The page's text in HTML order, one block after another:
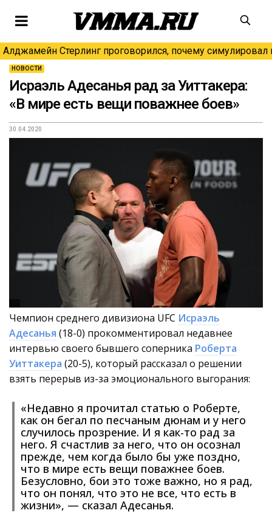
Алджамейн Стерлинг проговорился, почему симулировал
НОВОСТИ
Исраэль Адесанья рад за Уиттакера:
«В мире есть вещи поважнее боев»
30.04.2020
Чемпион среднего дивизиона UFC Исраэль
Адесанья (18-0) прокомментировал недавнее
интервью своего бывшего соперника Роберта
Уиттакера (20-5), который рассказал о решении
взять перерыв из-за эмоционального выгорания:
«Недавно я прочитал статью о Роберте,
как он бегал по песчаным дюнам и у него
случилось прозрение. И я как-то рад за
него. Я счастлив за него, что он осознал
прежде, чем когда было бы уже поздно,
что в мире есть вещи поважнее боев.
Безусловно, бои это тоже важно, но я рад,
что он понял, что это не все, что есть в
жизни», — сказал Адесанья.